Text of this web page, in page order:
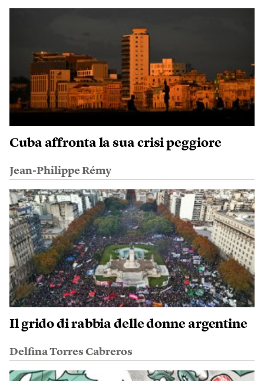
Cuba affronta la sua crisi peggiore
Jean-Philippe Rémy
Il grido di rabbia delle donne argentine
Delfina Torres Cabreros